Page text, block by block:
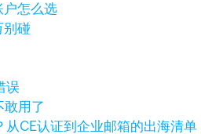
户怎么选
别碰
误
用了
CE认证到企业邮箱的出海清单